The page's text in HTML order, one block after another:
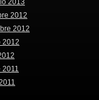
2013
2012
2012
2012
2011